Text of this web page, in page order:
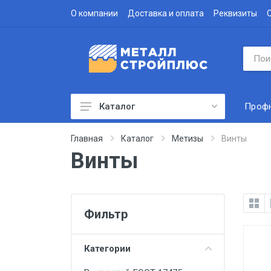
О компании Доставка и оплата Реквизиты
Профнастил
Водосточная система
Гофролист
Каталог
Главная Каталог Метизы Винты
Винты
Фильтр
Категории